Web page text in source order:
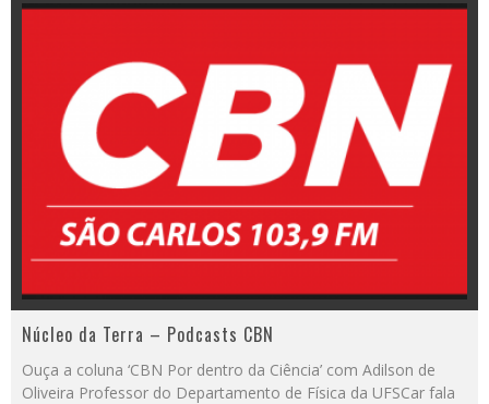
Núcleo da Terra – Podcasts CBN
Ouça a coluna ‘CBN Por dentro da Ciência’ com Adilson de
Oliveira Professor do Departamento de Física da UFSCar fala